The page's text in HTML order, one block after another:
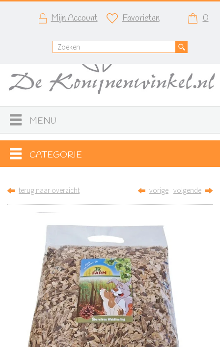
Mijn Account Favorieten 0
MENU
CATEGORIE
terug naar overzicht vorige volgende